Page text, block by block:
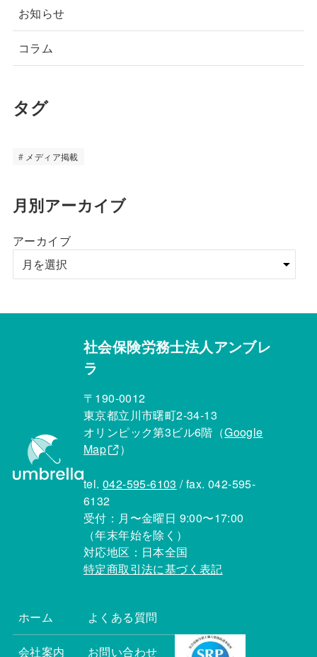
お知らせ
コラム
タグ
メディア掲載
月別アーカイブ
アーカイブ
社会保険労務士法人アンブレ
ラ
〒190-0012
東京都立川市曙町2-34-13
オリンピック第3ビル6階（Google
Map
）
tel. 042-595-6103 / fax. 042-595-
6132
受付：月〜金曜日 9:00〜17:00
（年末年始を除く）
対応地区：日本全国
特定商取引法に基づく表記
ホーム
会社案内
よくある質問
お問い合わせ